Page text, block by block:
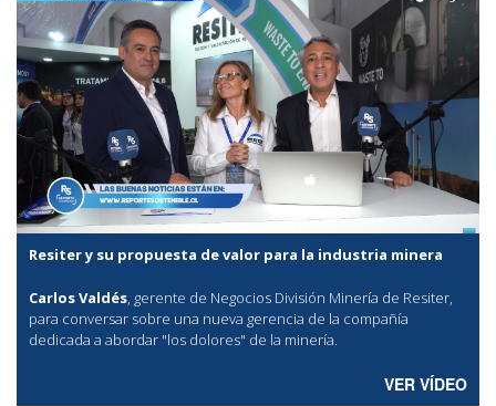
Resiter y su propuesta de valor para la industria minera
Carlos Valdés, gerente de Negocios División Minería de Resiter,
para conversar sobre una nueva gerencia de la compañía
dedicada a abordar "los dolores" de la minería.
VER VÍDEO